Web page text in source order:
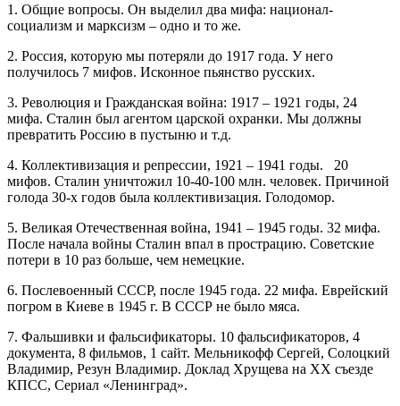
1. Общие вопросы. Он выделил два мифа: национал-
социализм и марксизм – одно и то же.
2. Россия, которую мы потеряли до 1917 года. У него
получилось 7 мифов. Исконное пьянство русских.
3. Революция и Гражданская война: 1917 – 1921 годы, 24
мифа. Сталин был агентом царской охранки. Мы должны
превратить Россию в пустыню и т.д.
4. Коллективизация и репрессии, 1921 – 1941 годы. 20
мифов. Сталин уничтожил 10-40-100 млн. человек. Причиной
голода 30-х годов была коллективизация. Голодомор.
5. Великая Отечественная война, 1941 – 1945 годы. 32 мифа.
После начала войны Сталин впал в прострацию. Советские
потери в 10 раз больше, чем немецкие.
6. Послевоенный СССР, после 1945 года. 22 мифа. Еврейский
погром в Киеве в 1945 г. В СССР не было мяса.
7. Фальшивки и фальсификаторы. 10 фальсификаторов, 4
документа, 8 фильмов, 1 сайт. Мельникофф Сергей, Солоцкий
Владимир, Резун Владимир. Доклад Хрущева на XX съезде
КПСС, Сериал «Ленинград».